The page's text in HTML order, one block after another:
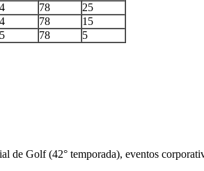
78
25
78
15
78 5
de Golf (42° temporada), eventos